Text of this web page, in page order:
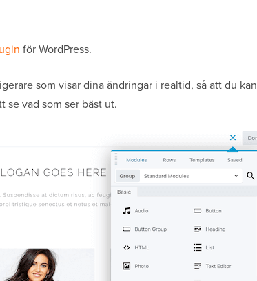
för WordPress.
som visar dina ändringar i realtid, så att du kan
se vad som ser bäst ut.